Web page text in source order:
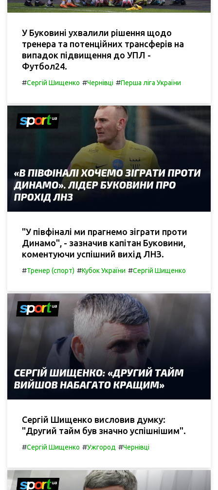
У Буковині ухвалили рішення щодо
тренера та потенційних трансферів на
випадок підвищення до УПЛ -
Футбол24.
#Сергій Шищенко #Чернівці #Перша ліга України
"У півфіналі ми прагнемо зіграти проти
Динамо", - зазначив капітан Буковини,
коментуючи успішний вихід ЛНЗ.
#Тренер (спорт) #Кубок України #Сергій Шищенко
Сергій Шищенко висловив думку:
"Другий тайм був значно успішнішим".
#Сергій Шищенко #Ужгород #Чернівці